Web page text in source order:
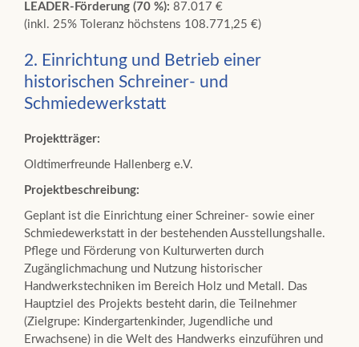
LEADER-Förderung (70 %): 87.017 €
(inkl. 25% Toleranz höchstens 108.771,25 €)
2. Einrichtung und Betrieb einer
historischen Schreiner- und
Schmiedewerkstatt
Projektträger:
Oldtimerfreunde Hallenberg e.V.
Projektbeschreibung:
Geplant ist die Einrichtung einer Schreiner- sowie einer
Schmiedewerkstatt in der bestehenden Ausstellungshalle.
Pflege und Förderung von Kulturwerten durch
Zugänglichmachung und Nutzung historischer
Handwerkstechniken im Bereich Holz und Metall. Das
Hauptziel des Projekts besteht darin, die Teilnehmer
(Zielgrupe: Kindergartenkinder, Jugendliche und
Erwachsene) in die Welt des Handwerks einzuführen und